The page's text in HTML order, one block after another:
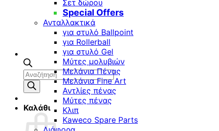
Αναζήτηση
προϊόντων
Καλάθι
Σετ δώρου
Special Offers
Ανταλλακτικά
για στυλό Ballpoint
για Rollerball
για στυλό Gel
Μύτες μολυβιών
Μελάνια Πένας
Μελάνια Fine Art
Αντλίες πένας
Μύτες πένας
Κλιπ
Kaweco Spare Parts